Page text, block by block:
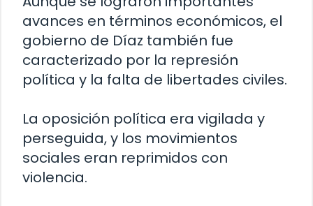
avances en términos económicos, el
gobierno de Díaz también fue
caracterizado por la represión
política y la falta de libertades civiles.
La oposición política era vigilada y
perseguida, y los movimientos
sociales eran reprimidos con
violencia.